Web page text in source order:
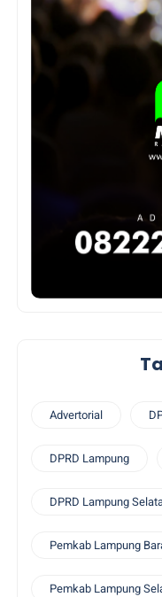
Advertorial
DPRD Lampung
DPRD Lampung
Pemkab Lampung
Pemkab Lampung